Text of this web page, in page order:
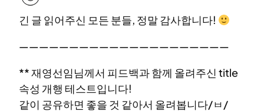
긴 글 읽어주신 모든 분들, 정말 감사합니다!
—————————————————————
** 재영선임님께서 피드백과 함께 올려주신 title
속성 개행 테스트입니다!
같이 공유하면 좋을 것 같아서 올려봅니다/ㅂ/